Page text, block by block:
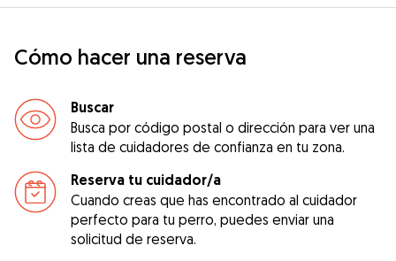
Cómo hacer una reserva
Buscar
Busca por código postal o dirección para ver una
lista de cuidadores de confianza en tu zona.
Reserva tu cuidador/a
Cuando creas que has encontrado al cuidador
perfecto para tu perro, puedes enviar una
solicitud de reserva.